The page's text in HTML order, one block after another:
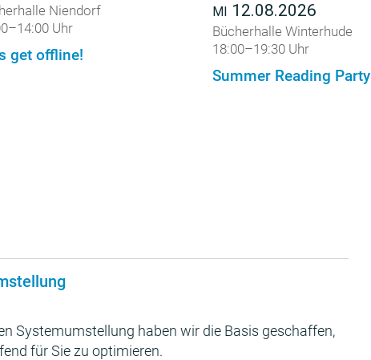
Niendorf
Uhr
get offline!
MI 12.08.2026
Bücherhalle Winterhude
18:00–19:30 Uhr
Summer Reading Party
Systemumstellung haben wir die Basis geschaffen,
für Sie zu optimieren.